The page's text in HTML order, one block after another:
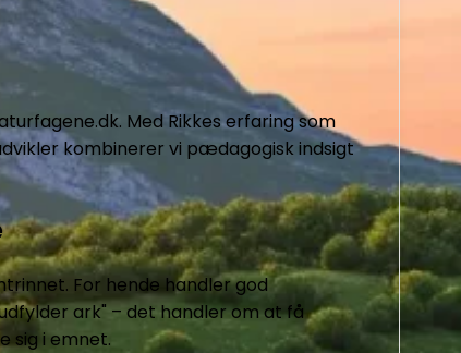
Med Rikkes erfaring som
kombinerer vi pædagogisk indsigt
For hende handler god
ark" – det handler om at få
sig i emnet.